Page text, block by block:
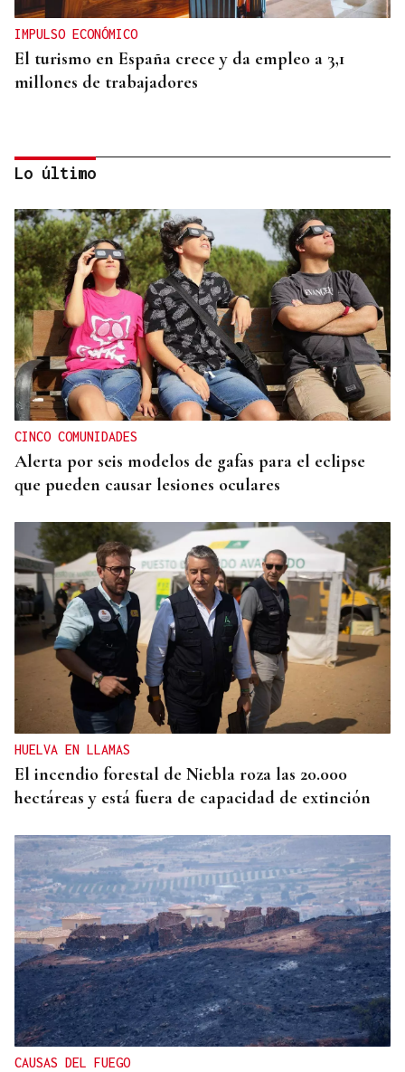
IMPULSO ECONÓMICO
El turismo en España crece y da empleo a 3,1
millones de trabajadores
DATOS DEL INE
Gráfico | La compraventa de viviendas
experimentó su mejor junio en 19 años
Lo último
CINCO COMUNIDADES
Alerta por seis modelos de gafas para el eclipse
que pueden causar lesiones oculares
HUELVA EN LLAMAS
El incendio forestal de Niebla roza las 20.000
hectáreas y está fuera de capacidad de extinción
CAUSAS DEL FUEGO